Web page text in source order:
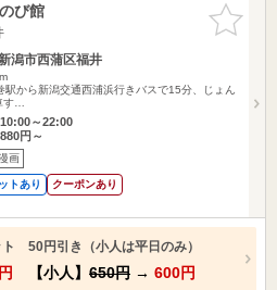
お気に入
りに追加
び館
潟市西蒲区福井
駅から新潟交通西浦浜行きバスで15分、じょん
す…
～22:00
円～
画
トあり クーポンあり
50円引き（小人は平日のみ）
【小人】 650円 → 600円